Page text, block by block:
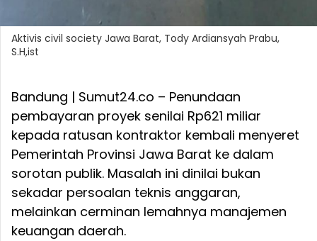
Aktivis civil society Jawa Barat, Tody Ardiansyah Prabu,
S.H,ist
Bandung | Sumut24.co – Penundaan
pembayaran proyek senilai Rp621 miliar
kepada ratusan kontraktor kembali menyeret
Pemerintah Provinsi Jawa Barat ke dalam
sorotan publik. Masalah ini dinilai bukan
sekadar persoalan teknis anggaran,
melainkan cerminan lemahnya manajemen
keuangan daerah.